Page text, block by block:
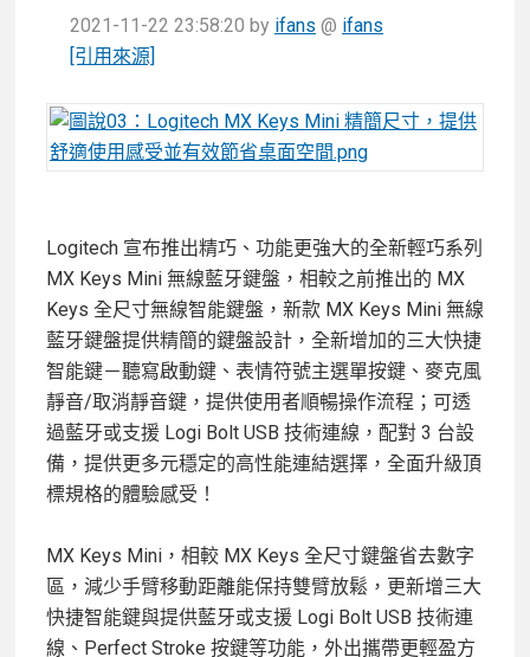
2021-11-22 23:58:20 by ifans @ ifans
[引用來源]
Logitech 宣布推出精巧、功能更強大的全新輕巧系列
MX Keys Mini 無線藍牙鍵盤，相較之前推出的 MX
Keys 全尺寸無線智能鍵盤，新款 MX Keys Mini 無線
藍牙鍵盤提供精簡的鍵盤設計，全新增加的三大快捷
智能鍵－聽寫啟動鍵、表情符號主選單按鍵、麥克風
靜音/取消靜音鍵，提供使用者順暢操作流程；可透
過藍牙或支援 Logi Bolt USB 技術連線，配對 3 台設
備，提供更多元穩定的高性能連結選擇，全面升級頂
標規格的體驗感受！
MX Keys Mini，相較 MX Keys 全尺寸鍵盤省去數字
區，減少手臂移動距離能保持雙臂放鬆，更新增三大
快捷智能鍵與提供藍牙或支援 Logi Bolt USB 技術連
線、Perfect Stroke 按鍵等功能，外出攜帶更輕盈方